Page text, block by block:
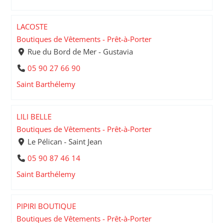
LACOSTE
Boutiques de Vêtements - Prêt-à-Porter
Rue du Bord de Mer - Gustavia
05 90 27 66 90
Saint Barthélemy
LILI BELLE
Boutiques de Vêtements - Prêt-à-Porter
Le Pélican - Saint Jean
05 90 87 46 14
Saint Barthélemy
PIPIRI BOUTIQUE
Boutiques de Vêtements - Prêt-à-Porter